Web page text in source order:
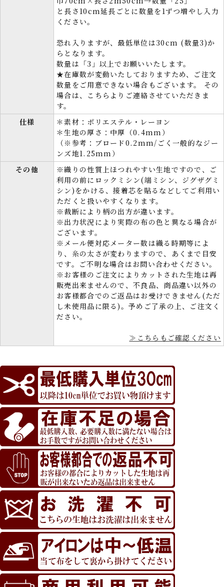
と長さ10cm延長ごとに数量を1ずつ増やし入力
ください。
恐れ入りますが、最低単位は30cm (数量3)か
らとなります。
数量は「3」以上でお願いいたします。
★在庫数が変動いたしておりますため、ご注文
数量をご用意できない場合もございます。 その
場合は、こちらよりご連絡させていただきま
す。
仕様
＊素材：ポリエステル・レーヨン
＊生地の厚さ：中厚（0.4mm）
（※参考：ブロード0.2mm/ごく一般的なジー
ンズ地1.25mm）
その他
※織りの性質上ほつれやすい生地ですので、ご
利用の前にロックミシン(端ミシン、ジグザグミ
シン)をかける、接着芯を貼るなどしてご利用い
ただくと扱いやすくなります。
※裁断により柄の出方が違います。
※出力状況により実際の布の色と異なる場合が
ございます。
※メール便対応メーター数は織る時期等によ
り、糸の太さが変わりますので、あくまで目安
です。ご不明な場合はお問い合わせください。
※お客様のご注文によりカットされた生地は再
販売出来ませんので、不良品、商品違い以外の
お客様都合でのご返品はお受けできません(ただ
し未使用品に限る)。予めご了承の上、ご注文く
ださい。
≫こちらもご確認ください